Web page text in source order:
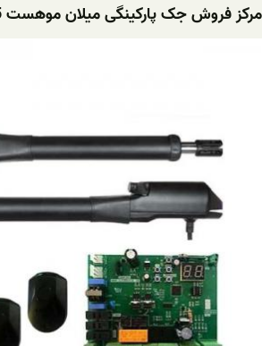
مرکز فروش جک پارکینگی میلان موهست 5